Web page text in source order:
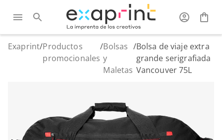
Exaprint/Productos
promocionales
/Bolsas
y
Maletas
/Bolsa de viaje extra
grande serigrafiada
Vancouver 75L